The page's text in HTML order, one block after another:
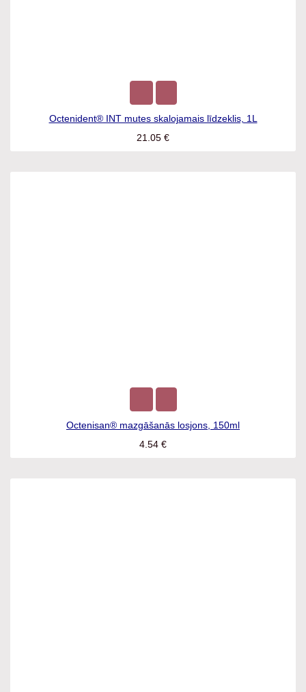
Octenident® INT mutes skalojamais līdzeklis, 1L
21.05€
Octenisan® mazgāšanās losjons, 150ml
4.54€